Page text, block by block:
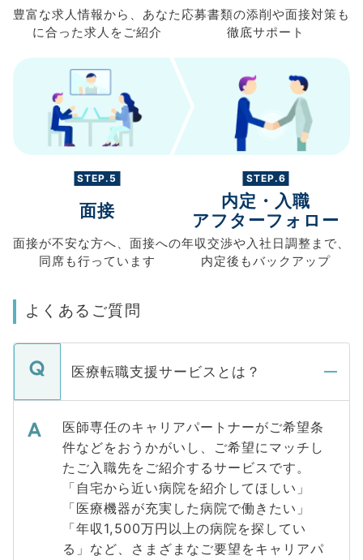
豊富な求人情報から、 あなた
に合った求人を ご紹介
応募書類の添削や面接対策も
徹底サポート
STEP.5
面接
面接が不安な方へ、 面接への
同席も行っています
STEP.6
内定・入職
アフターフォロー
年収交渉や入社日調整まで、
内定後もバックアップ
よくあるご質問
医療転職支援サービスとは？
医師専任のキャリアパートナーがご希望条
件などをおうかがいし、ご希望にマッチし
たご入職先をご紹介するサービスです。
「自宅から近い病院を紹介してほしい」
「医療機器が充実した病院で働きたい」
「年収1,500万円以上の病院を探してい
る」など、さまざまなご要望をキャリアパ